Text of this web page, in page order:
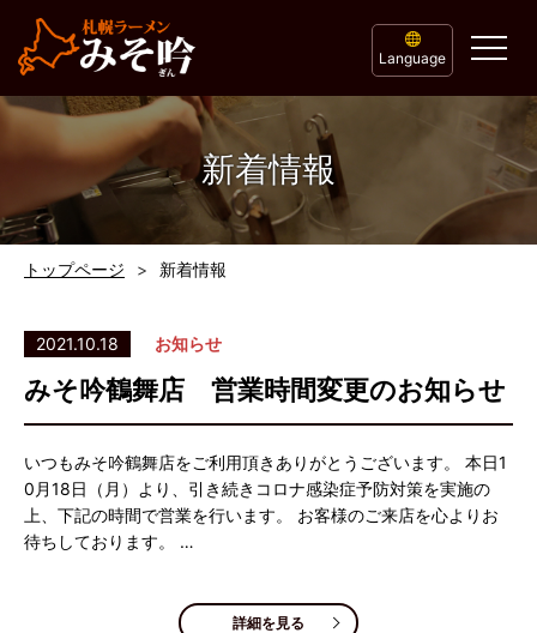
Language
新着情報
トップページ 新着情報
2021.10.18 お知らせ
みそ吟鶴舞店 営業時間変更のお知らせ
いつもみそ吟鶴舞店をご利用頂きありがとうございます。 本日1
0月18日（月）より、引き続きコロナ感染症予防対策を実施の
上、下記の時間で営業を行います。 お客様のご来店を心よりお
待ちしております。 …
詳細を見る